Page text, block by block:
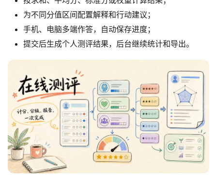
为不同分值区间配置解释和行动建议；
手机、电脑多端作答，自动保存进度；
提交后生成个人测评结果，后台继续统计和导出。